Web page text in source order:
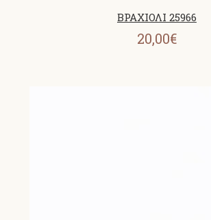
ΒΡΑΧΙΟΛΙ 25966
20,00€